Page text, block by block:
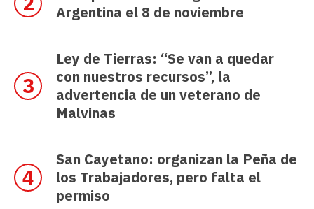
Argentina el 8 de noviembre
Ley de Tierras: “Se van a quedar
con nuestros recursos”, la
advertencia de un veterano de
Malvinas
San Cayetano: organizan la Peña de
los Trabajadores, pero falta el
permiso